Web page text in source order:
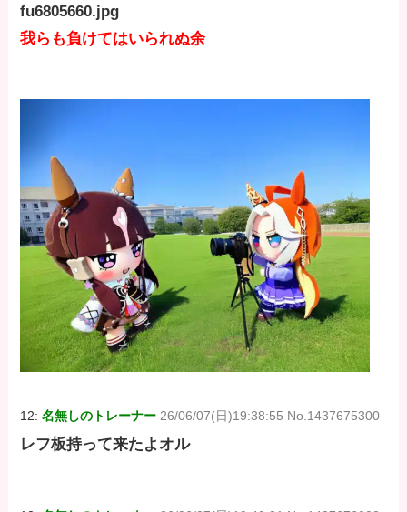
fu6805660.jpg
我らも負けてはいられぬ余
12:名無しのトレーナー 26/06/07(日)19:38:55 No.1437675300
レフ板持って来たよオル